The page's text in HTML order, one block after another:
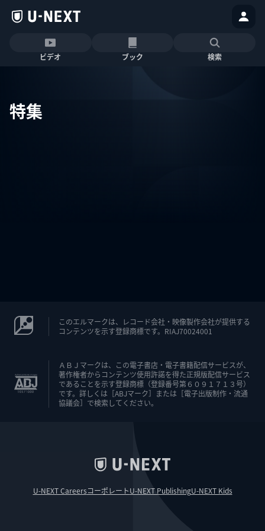
ビデオ ブック 検索
特集
このエルマークは、レコード会社・映像製作会社が提供する
コンテンツを示す登録商標です。RIAJ70024001
ＡＢＪマークは、この電子書店・電子書籍配信サービスが、
著作権者からコンテンツ使用許諾を得た正規版配信サービス
であることを示す登録商標（登録番号第６０９１７１３号）
です。詳しくは［ABJマーク］または［電子出版制作・流通
協議会］で検索してください。
U-NEXT CareersコーポレートU-NEXT PublishingU-NEXT Kids